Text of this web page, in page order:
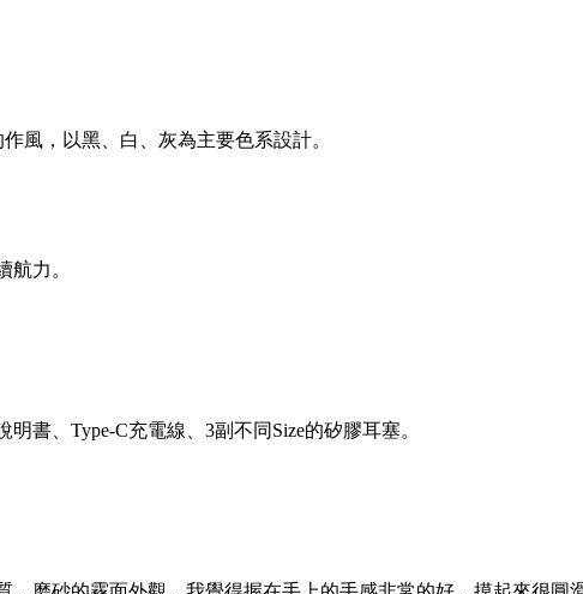
風，以黑、白、灰為主要色系設計。
航力。
書、Type-C充電線、3副不同Size的矽膠耳塞。